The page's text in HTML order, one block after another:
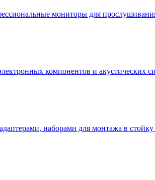
мониторы для
компонентов и акустических
наборами для монтажа в